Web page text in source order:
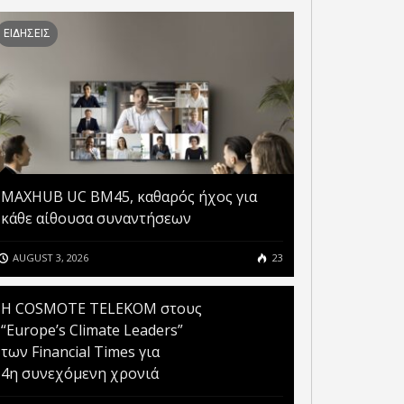
Η ΖΗΤΗΣΗ ΓΙΑ ΤΟ
14 ΣΥΜΦΩΝΑ ΜΕ ΤΗ
JP MORGAN
5 ΠΡΑΓΜΑΤΑ ΠΟΥ ΠΡΕΠΕΙ
ΕΙΔΗΣΕΙΣ
MAXHUB UC BM45, καθαρός ήχος για
κάθε αίθουσα συναντήσεων
AUGUST 3, 2026 23
Η COSMOTE TELEKOM στους
“Europe’s Climate Leaders”
των Financial Times για
4η συνεχόμενη χρονιά